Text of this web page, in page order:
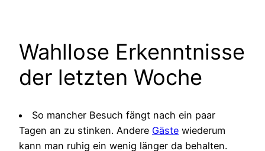
Wahllose Erkenntnisse
der letzten Woche
So mancher Besuch fängt nach ein paar
Tagen an zu stinken. Andere Gäste wiederum
kann man ruhig ein wenig länger da behalten.